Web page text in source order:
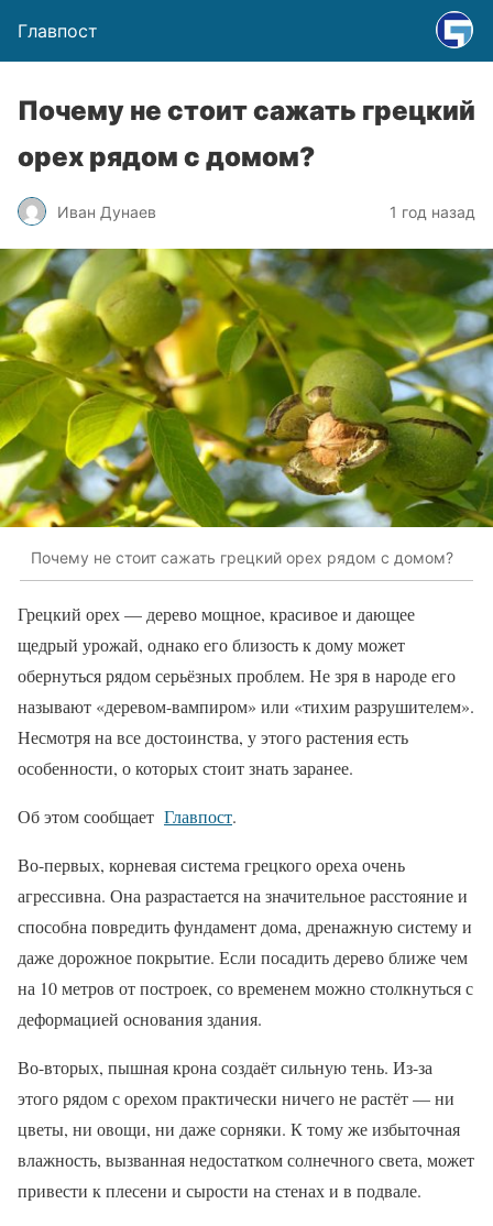
Главпост
Почему не стоит сажать грецкий
орех рядом с домом?
Иван Дунаев 1 год назад
Почему не стоит сажать грецкий орех рядом с домом?
Грецкий орех — дерево мощное, красивое и дающее
щедрый урожай, однако его близость к дому может
обернуться рядом серьёзных проблем. Не зря в народе его
называют «деревом-вампиром» или «тихим разрушителем».
Несмотря на все достоинства, у этого растения есть
особенности, о которых стоит знать заранее.
Об этом сообщает Главпост.
Во-первых, корневая система грецкого ореха очень
агрессивна. Она разрастается на значительное расстояние и
способна повредить фундамент дома, дренажную систему и
даже дорожное покрытие. Если посадить дерево ближе чем
на 10 метров от построек, со временем можно столкнуться с
деформацией основания здания.
Во-вторых, пышная крона создаёт сильную тень. Из-за
этого рядом с орехом практически ничего не растёт — ни
цветы, ни овощи, ни даже сорняки. К тому же избыточная
влажность, вызванная недостатком солнечного света, может
привести к плесени и сырости на стенах и в подвале.